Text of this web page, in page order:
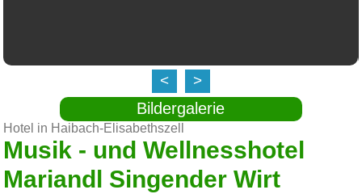
< >
Bildergalerie
Hotel in Haibach-Elisabethszell
Musik - und Wellnesshotel
Mariandl Singender Wirt